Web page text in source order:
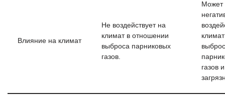
Влияние на климат
Не воздействует на
климат в отношении
выброса парниковых
газов.
Может
газов